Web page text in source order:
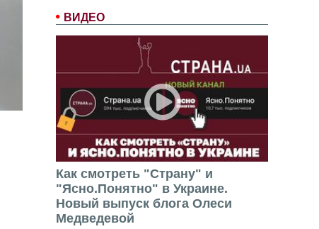
ВИДЕО
Как смотреть "Страну" и
"Ясно.Понятно" в Украине.
Новый выпуск блога Олеси
Медведевой